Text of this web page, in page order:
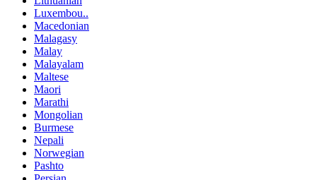
Luxembou..
Macedonian
Malagasy
Malay
Malayalam
Maltese
Maori
Marathi
Mongolian
Burmese
Nepali
Norwegian
Pashto